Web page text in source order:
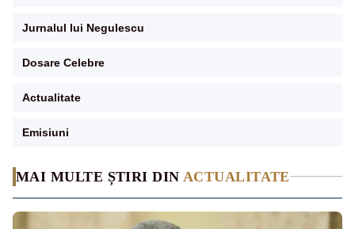
MAI MULTE ȘTIRI DIN ACTUALITATE
Jurnalul lui Negulescu
Dosare Celebre
Actualitate
Emisiuni